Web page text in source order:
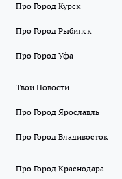
Про Город Курск
Про Город Рыбинск
Про Город Уфа
Твои Новости
Про Город Ярославль
Про Город Владивосток
Про Город Краснодара